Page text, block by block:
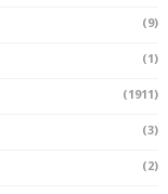
(9)
(1)
(1911)
(3)
(2)